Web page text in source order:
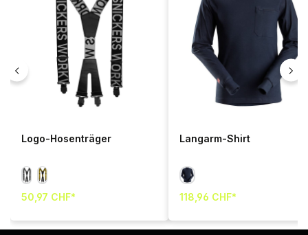
Logo-Hosenträger
50,97 CHF*
Langarm-Shirt
118,96 CHF*